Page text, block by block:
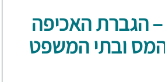
הגברת האכיפה
המס ובתי המשפט